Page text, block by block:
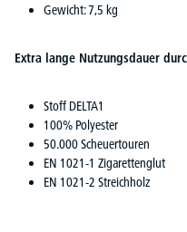
Gewicht: 7,5 kg
Extra lange Nutzungsdauer
Stoff DELTA1
100% Polyester
50.000 Scheuertouren
EN 1021-1 Zigarettenglut
EN 1021-2 Streichholz